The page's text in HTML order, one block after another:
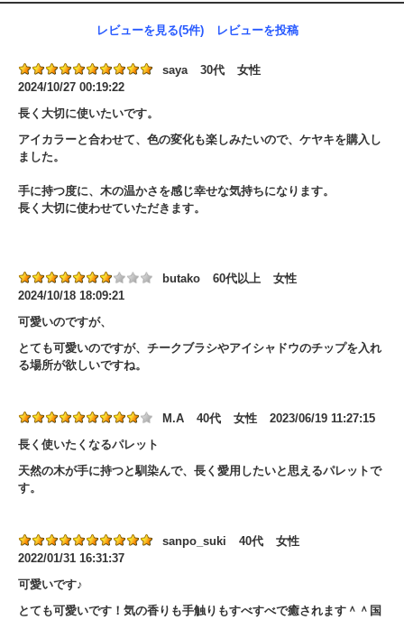
レビューを見る(5件) レビューを投稿
saya 30代
女性
2024/10/27 00:19:22
長く大切に使いたいです。
アイカラーと合わせて、色の変化も楽しみたいので、ケヤキを購入し
ました。
手に持つ度に、木の温かさを感じ幸せな気持ちになります。
長く大切に使わせていただきます。
butako 60代以上
女性
2024/10/18 18:09:21
可愛いのですが、
とても可愛いのですが、チークブラシやアイシャドウのチップを入れ
る場所が欲しいですね。
M.A 40代 女性
2023/06/19 11:27:15
長く使いたくなるパレット
天然の木が手に持つと馴染んで、長く愛用したいと思えるパレットで
す。
sanpo_suki 40代
女性
2022/01/31 16:31:37
可愛いです♪
とても可愛いです！気の香りも手触りもすべすべで癒されます＾＾国